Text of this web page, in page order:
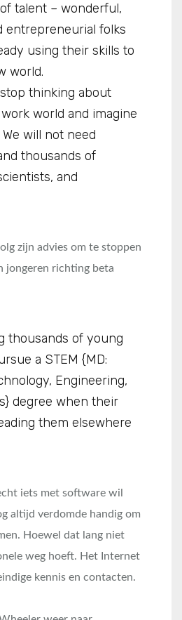
talent – wonderful,
entrepreneurial folks
using their skills to
world.
thinking about
work world and imagine
We will not need
thousands of
and
zijn advies om te stoppen
jongeren richting beta
thousands of young
a STEM {MD:
Engineering,
degree when their
them elsewhere
iets met software wil
altijd verdomde handig om
Hoewel dat lang niet
weg hoeft. Het Internet
kennis en contacten.